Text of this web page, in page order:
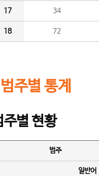
17 34
18 72
범주별 통계
주별 현황
범주
일반어